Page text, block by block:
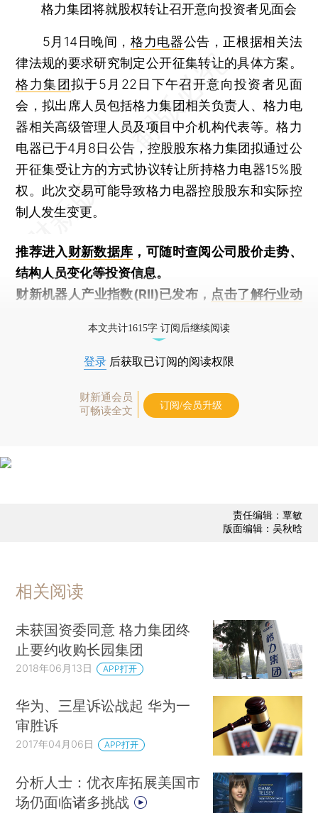
格力集团将就股权转让召开意向投资者见面会
5月14日晚间，格力电器公告，正根据相关法
律法规的要求研究制定公开征集转让的具体方案。
格力集团拟于5月22日下午召开意向投资者见面
会，拟出席人员包括格力集团相关负责人、格力电
器相关高级管理人员及项目中介机构代表等。格力
电器已于4月8日公告，控股股东格力集团拟通过公
开征集受让方的方式协议转让所持格力电器15%股
权。此次交易可能导致格力电器控股股东和实际控
制人发生变更。
推荐进入财新数据库 ，可随时查阅公司股价走势、
结构人员变化等投资信息。
财新机器人产业指数(RII)已发布， 点击了解行业动
本文共计1615字 订阅后继续阅读
登录 后获取已订阅的阅读权限
财新通会员
可畅读全文
订阅/会员升级
责任编辑：覃敏
版面编辑：吴秋晗
相关阅读
未获国资委同意 格力集团终
止要约收购长园集团
2018年06月13日 APP打开
华为、三星诉讼战起 华为一
审胜诉
2017年04月06日 APP打开
分析人士：优衣库拓展美国市
场仍面临诸多挑战